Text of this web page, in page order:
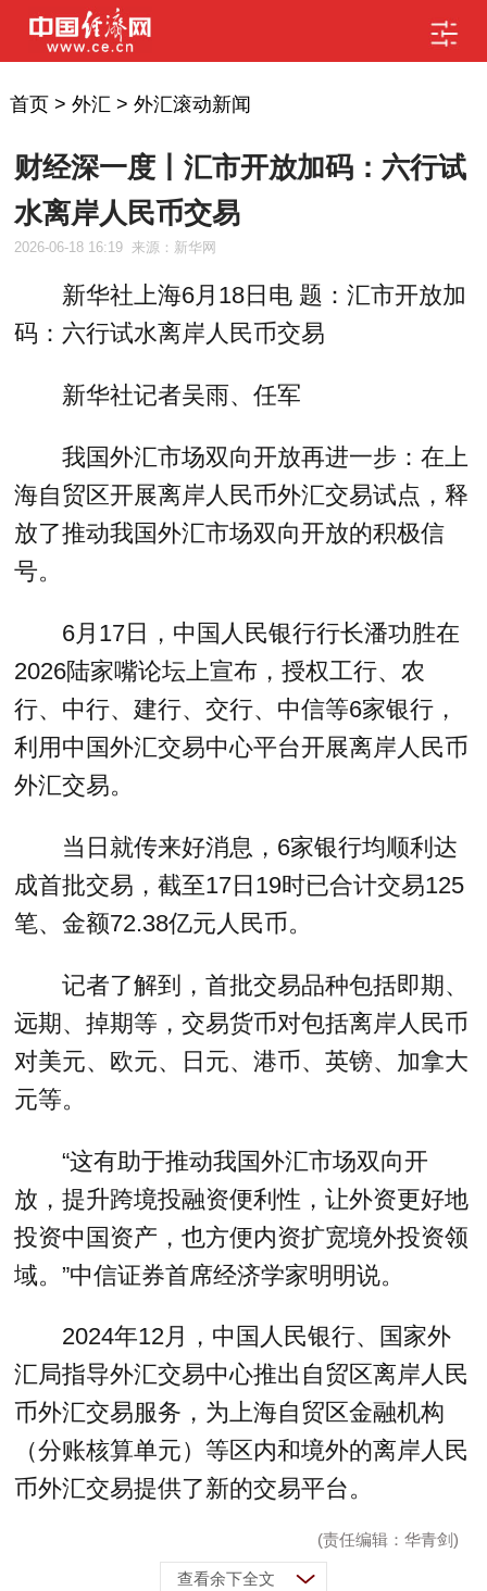
首页> 外汇 > 外汇滚动新闻
财经深一度丨汇市开放加码：六行试
水离岸人民币交易
2026-06-18 16:19 来源：新华网
新华社上海6月18日电 题：汇市开放加
码：六行试水离岸人民币交易
新华社记者吴雨、任军
我国外汇市场双向开放再进一步：在上
海自贸区开展离岸人民币外汇交易试点，释
放了推动我国外汇市场双向开放的积极信
号。
6月17日，中国人民银行行长潘功胜在
2026陆家嘴论坛上宣布，授权工行、农
行、中行、建行、交行、中信等6家银行，
利用中国外汇交易中心平台开展离岸人民币
外汇交易。
当日就传来好消息，6家银行均顺利达
成首批交易，截至17日19时已合计交易125
笔、金额72.38亿元人民币。
记者了解到，首批交易品种包括即期、
远期、掉期等，交易货币对包括离岸人民币
对美元、欧元、日元、港币、英镑、加拿大
元等。
“这有助于推动我国外汇市场双向开
放，提升跨境投融资便利性，让外资更好地
投资中国资产，也方便内资扩宽境外投资领
域。”中信证券首席经济学家明明说。
2024年12月，中国人民银行、国家外
汇局指导外汇交易中心推出自贸区离岸人民
币外汇交易服务，为上海自贸区金融机构
（分账核算单元）等区内和境外的离岸人民
币外汇交易提供了新的交易平台。
(责任编辑：华青剑)
查看余下全文